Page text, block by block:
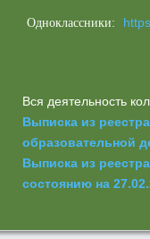
Одноклассники:
Вся деятельность
Выписка из
образовательной
Выписка из
состоянию на